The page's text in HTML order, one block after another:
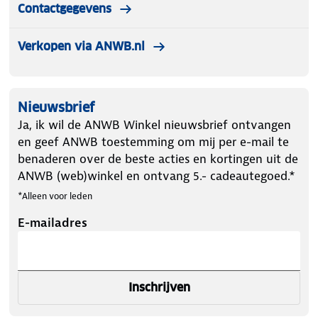
Contactgegevens
Verkopen via ANWB.nl
Nieuwsbrief
Ja, ik wil de ANWB Winkel nieuwsbrief ontvangen
en geef ANWB toestemming om mij per e-mail te
benaderen over de beste acties en kortingen uit de
ANWB (web)winkel en ontvang 5.- cadeautegoed.*
*Alleen voor leden
E-mailadres
Inschrijven